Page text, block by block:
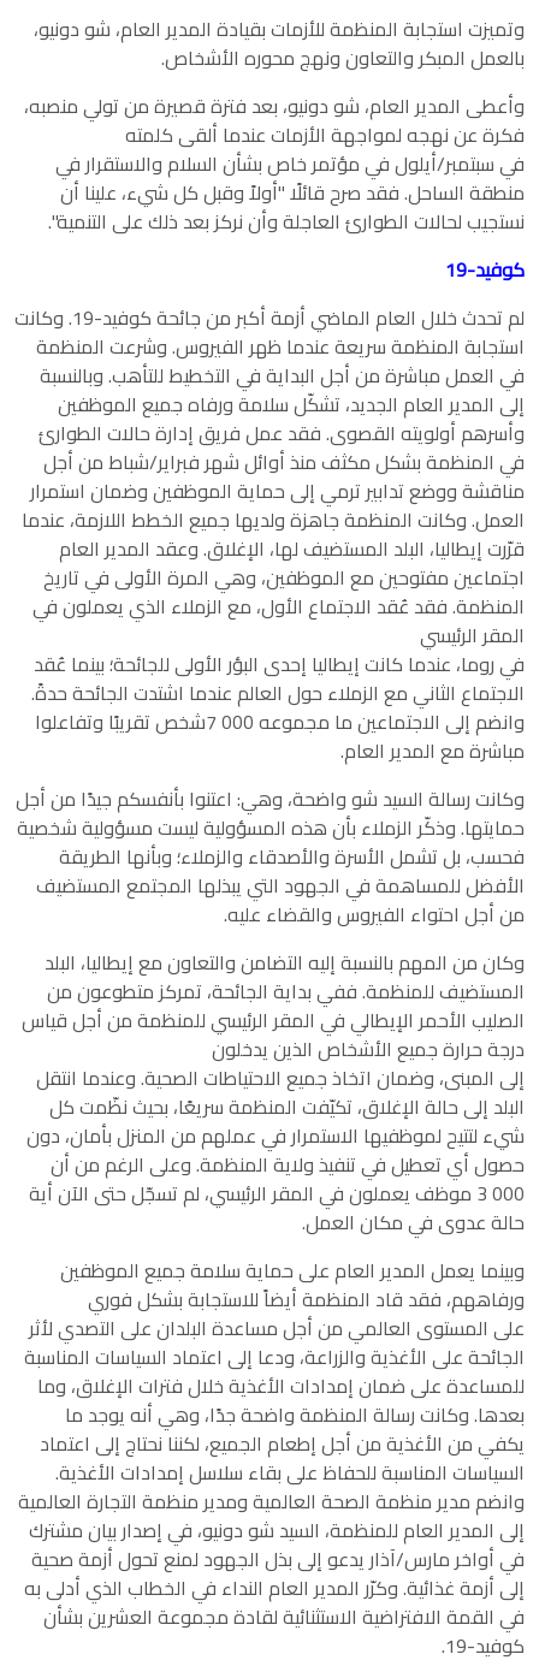
وتميزت استجابة المنظمة للأزمات بقيادة المدير العام، شو دونيو،
بالعمل المبكر والتعاون ونهج محوره الأشخاص.
وأعطى المدير العام، شو دونيو، بعد فترة قصيرة من تولي منصبه،
فكرة عن نهجه لمواجهة الأزمات عندما ألقى كلمته
في سبتمبر/أيلول في مؤتمر خاص بشأن السلام والاستقرار في
منطقة الساحل. فقد صرح قائلًا "أولاً وقبل كل شيء، علينا أن
نستجيب لحالات الطوارئ العاجلة وأن نركز بعد ذلك على التنمية".
كوفيد-19
لم تحدث خلال العام الماضي أزمة أكبر من جائحة كوفيد-19. وكانت
استجابة المنظمة سريعة عندما ظهر الفيروس. وشرعت المنظمة
في العمل مباشرة من أجل البداية في التخطيط للتأهب. وبالنسبة
إلى المدير العام الجديد، تشكّل سلامة ورفاه جميع الموظفين
وأسرهم أولويته القصوى. فقد عمل فريق إدارة حالات الطوارئ
في المنظمة بشكل مكثف منذ أوائل شهر فبراير/شباط من أجل
مناقشة ووضع تدابير ترمي إلى حماية الموظفين وضمان استمرار
العمل. وكانت المنظمة جاهزة ولديها جميع الخطط اللازمة، عندما
قرّرت إيطاليا، البلد المستضيف لها، الإغلاق. وعقد المدير العام
اجتماعين مفتوحين مع الموظفين، وهي المرة الأولى في تاريخ
المنظمة. فقد عُقد الاجتماع الأول، مع الزملاء الذي يعملون في
المقر الرئيسي
في روما، عندما كانت إيطاليا إحدى البؤر الأولى للجائحة؛ بينما عُقد
الاجتماع الثاني مع الزملاء حول العالم عندما اشتدت الجائحة حدةً.
وانضم إلى الاجتماعين ما مجموعه 000 7شخص تقريبًا وتفاعلوا
مباشرة مع المدير العام.
وكانت رسالة السيد شو واضحة، وهي: اعتنوا بأنفسكم جيدًا من أجل
حمايتها. وذكّر الزملاء بأن هذه المسؤولية ليست مسؤولية شخصية
فحسب، بل تشمل الأسرة والأصدقاء والزملاء؛ وبأنها الطريقة
الأفضل للمساهمة في الجهود التي يبذلها المجتمع المستضيف
من أجل احتواء الفيروس والقضاء عليه.
وكان من المهم بالنسبة إليه التضامن والتعاون مع إيطاليا، البلد
المستضيف للمنظمة. ففي بداية الجائحة، تمركز متطوعون من
الصليب الأحمر الإيطالي في المقر الرئيسي للمنظمة من أجل قياس
درجة حرارة جميع الأشخاص الذين يدخلون
إلى المبنى، وضمان اتخاذ جميع الاحتياطات الصحية. وعندما انتقل
البلد إلى حالة الإغلاق، تكيّفت المنظمة سريعًا، بحيث نظّمت كل
شيء لتتيح لموظفيها الاستمرار في عملهم من المنزل بأمان، دون
حصول أي تعطيل في تنفيذ ولاية المنظمة. وعلى الرغم من أن
000 3 موظف يعملون في المقر الرئيسي، لم تسجّل حتى الآن أية
حالة عدوى في مكان العمل.
وبينما يعمل المدير العام على حماية سلامة جميع الموظفين
ورفاههم، فقد قاد المنظمة أيضاً للاستجابة بشكل فوري
على المستوى العالمي من أجل مساعدة البلدان على التصدي لأثر
الجائحة على الأغذية والزراعة، ودعا إلى اعتماد السياسات المناسبة
للمساعدة على ضمان إمدادات الأغذية خلال فترات الإغلاق، وما
بعدها. وكانت رسالة المنظمة واضحة جدًا، وهي أنه يوجد ما
يكفي من الأغذية من أجل إطعام الجميع، لكننا نحتاج إلى اعتماد
السياسات المناسبة للحفاظ على بقاء سلاسل إمدادات الأغذية.
وانضم مدير منظمة الصحة العالمية ومدير منظمة التجارة العالمية
إلى المدير العام للمنظمة، السيد شو دونيو، في إصدار بيان مشترك
في أواخر مارس/آذار يدعو إلى بذل الجهود لمنع تحول أزمة صحية
إلى أزمة غذائية. وكرّر المدير العام النداء في الخطاب الذي أدلى به
في القمة الافتراضية الاستثنائية لقادة مجموعة العشرين بشأن
كوفيد-19.